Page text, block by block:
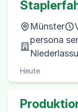
Münster
persona
Heute